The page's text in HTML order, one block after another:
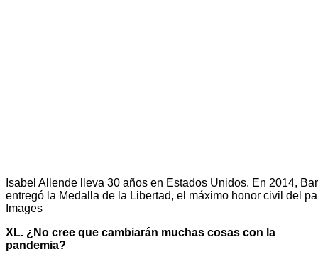
Isabel Allende lleva 30 años en Estados Unidos. En 2014,
entregó la Medalla de la Libertad, el máximo honor civil del
Images
XL. ¿No cree que cambiarán muchas cosas con la
pandemia?